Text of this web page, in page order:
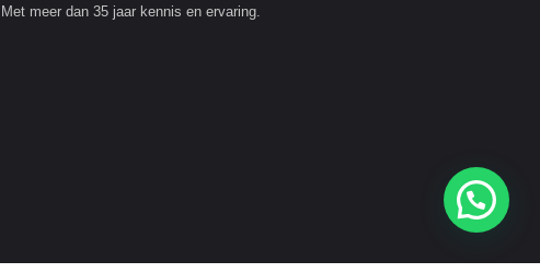
Met meer dan 35 jaar kennis en ervaring.